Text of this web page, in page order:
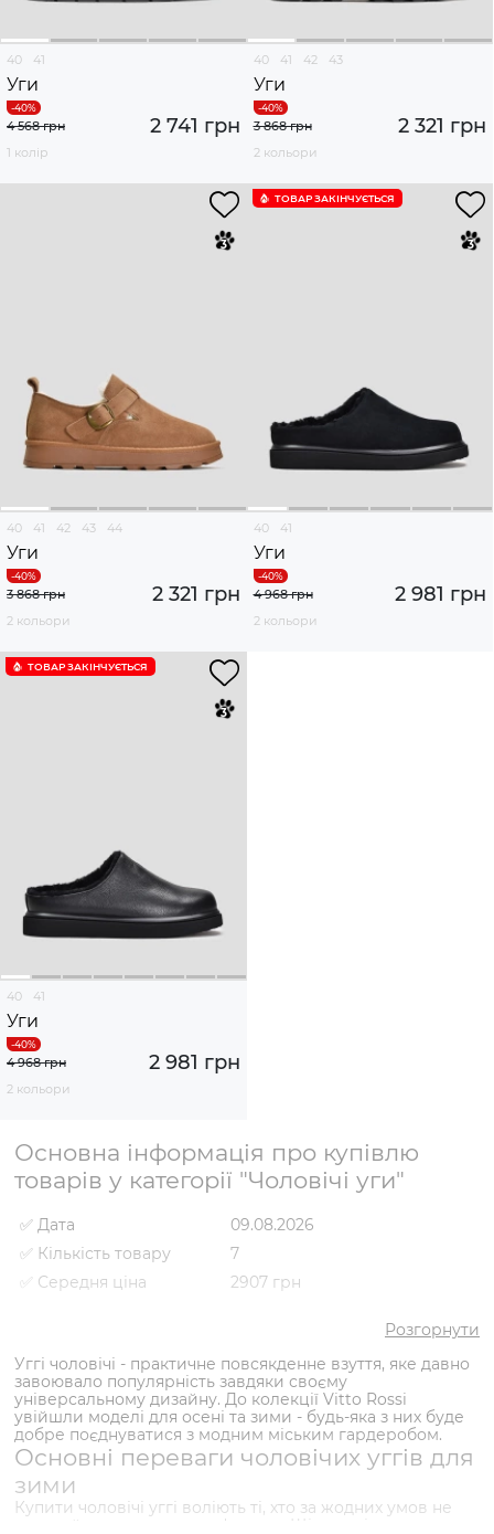
40 41
Уги
2 741 грн
4 568 грн
1 колір
40 41 42 43
Уги
2 321 грн
3 868 грн
2 кольори
40 41 42 43 44
Уги
2 321 грн
3 868 грн
2 кольори
ТОВАР ЗАКІНЧУЄTЬСЯ
40 41
Уги
2 981 грн
4 968 грн
2 кольори
ТОВАР ЗАКІНЧУЄTЬСЯ
40 41
Уги
2 981 грн
4 968 грн
2 кольори
Основна інформація про купівлю
товарів у категорії "Чоловічі уги"
✅ Дата
09.08.2026
✅ Кількість товару
7
✅ Середня ціна
2907 грн
✅ Найпопулярніший
товар
Уги VS000091395 Сірий
- 2741 грн
Розгорнути
Уггі чоловічі - практичне повсякденне взуття, яке давно
завоювало популярність завдяки своєму
універсальному дизайну. До колекції Vitto Rossi
увійшли моделі для осені та зими - будь-яка з них буде
добре поєднуватися з модним міським гардеробом.
Основні переваги чоловічих уггів для
зими
Купити чоловічі уггі воліють ті, хто за жодних умов не
готовий жертвувати комфортом. Щільна підкладка з